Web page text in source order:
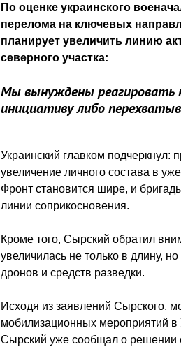
По оценке украинского
перелома на ключевых
планирует увеличить линию
северного участка:
Мы вынуждены реагировать
инициативу либо
Украинский главком подчеркнул:
увеличение личного состава в
Фронт становится шире, и
линии соприкосновения.
Кроме того, Сырский обратил
увеличилась не только в длину,
дронов и средств разведки.
Исходя из заявлений Сырского,
мобилизационных мероприятий
Сырский уже сообщал о решении